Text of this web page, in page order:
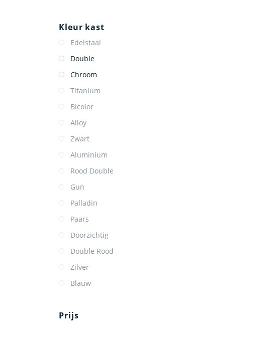
Kleur kast
Edelstaal
Double
Chroom
Titanium
Bicolor
Alloy
Zwart
Aluminium
Rood Double
Gun
Palladin
Paars
Doorzichtig
Double Rood
Zilver
Blauw
Prijs